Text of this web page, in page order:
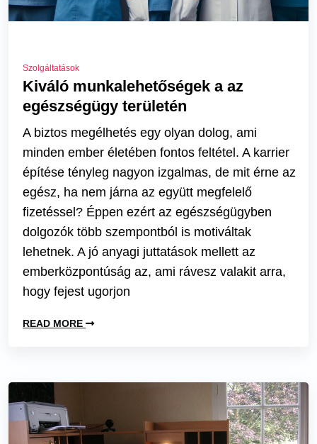
Szolgáltatások
Kiváló munkalehetőségek a az
egészségügy területén
A biztos megélhetés egy olyan dolog, ami
minden ember életében fontos feltétel. A karrier
építése tényleg nagyon izgalmas, de mit érne az
egész, ha nem járna az együtt megfelelő
fizetéssel? Éppen ezért az egészségügyben
dolgozók több szempontból is motiváltak
lehetnek. A jó anyagi juttatások mellett az
emberközpontúság az, ami rávesz valakit arra,
hogy fejest ugorjon
READ MORE